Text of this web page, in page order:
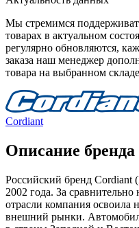
Мы стремимся
товарах в актуальном
регулярно обновляются,
заказа наш менеджер
товара на выбранном
Cordiant
Описание бренда
Российский бренд
2002 года. За
отрасли компания освоила
внешний рынки.